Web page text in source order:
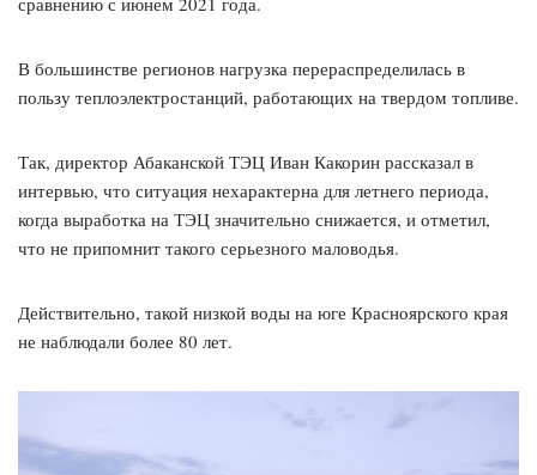
В большинстве регионов нагрузка перераспределилась в
пользу теплоэлектростанций, работающих на твердом топливе.
Так, директор Абаканской ТЭЦ Иван Какорин рассказал в
интервью, что ситуация нехарактерна для летнего периода,
когда выработка на ТЭЦ значительно снижается, и отметил,
что не припомнит такого серьезного маловодья.
Действительно, такой низкой воды на юге Красноярского края
не наблюдали более 80 лет.